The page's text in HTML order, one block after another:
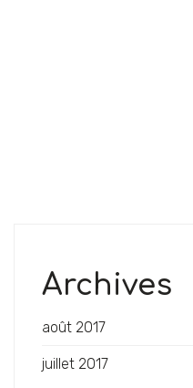
Archives
août 2017
juillet 2017